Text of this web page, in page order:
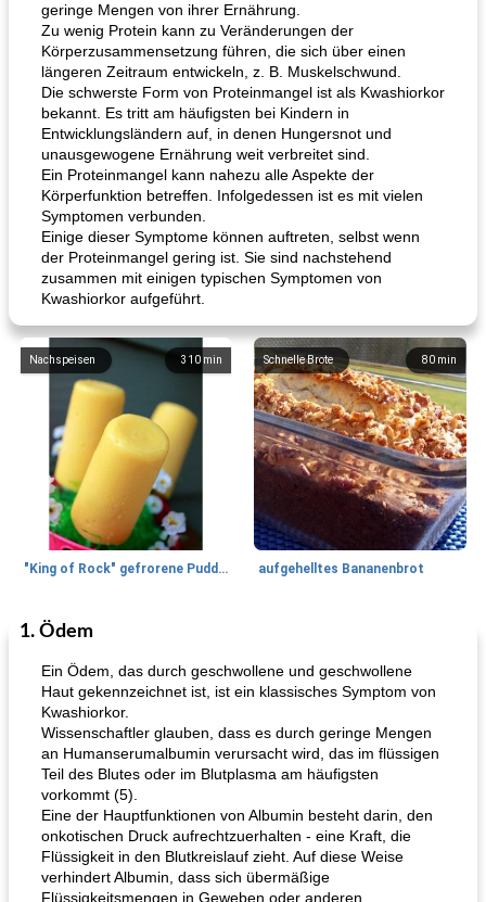
geringe Mengen von ihrer Ernährung.
Zu wenig Protein kann zu Veränderungen der
Körperzusammensetzung führen, die sich über einen
längeren Zeitraum entwickeln, z. B. Muskelschwund.
Die schwerste Form von Proteinmangel ist als Kwashiorkor
bekannt. Es tritt am häufigsten bei Kindern in
Entwicklungsländern auf, in denen Hungersnot und
unausgewogene Ernährung weit verbreitet sind.
Ein Proteinmangel kann nahezu alle Aspekte der
Körperfunktion betreffen. Infolgedessen ist es mit vielen
Symptomen verbunden.
Einige dieser Symptome können auftreten, selbst wenn
der Proteinmangel gering ist. Sie sind nachstehend
zusammen mit einigen typischen Symptomen von
Kwashiorkor aufgeführt.
310 min
Nachspeisen
"King of Rock" gefrorene Pudding Pops
80 min
Schnelle Brote
aufgehelltes Bananenbrot
Mittagessen / Snacks
Hühnchen, Süßkartoffelsuppe
1. Ödem
Ein Ödem, das durch geschwollene und geschwollene
Haut gekennzeichnet ist, ist ein klassisches Symptom von
Kwashiorkor.
Wissenschaftler glauben, dass es durch geringe Mengen
an Humanserumalbumin verursacht wird, das im flüssigen
Teil des Blutes oder im Blutplasma am häufigsten
vorkommt (5).
Eine der Hauptfunktionen von Albumin besteht darin, den
onkotischen Druck aufrechtzuerhalten - eine Kraft, die
Flüssigkeit in den Blutkreislauf zieht. Auf diese Weise
verhindert Albumin, dass sich übermäßige
Flüssigkeitsmengen in Geweben oder anderen